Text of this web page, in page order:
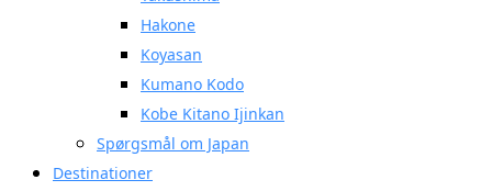
Hakone
Koyasan
Kumano Kodo
Kobe Kitano Ijinkan
Spørgsmål om Japan
Destinationer